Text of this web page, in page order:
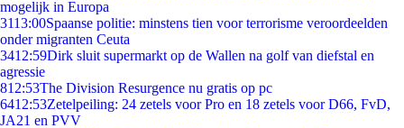
mogelijk in Europa
3113:00Spaanse politie: minstens tien voor terrorisme veroordeelden
onder migranten Ceuta
3412:59Dirk sluit supermarkt op de Wallen na golf van diefstal en
agressie
812:53The Division Resurgence nu gratis op pc
6412:53Zetelpeiling: 24 zetels voor Pro en 18 zetels voor D66, FvD,
JA21 en PVV